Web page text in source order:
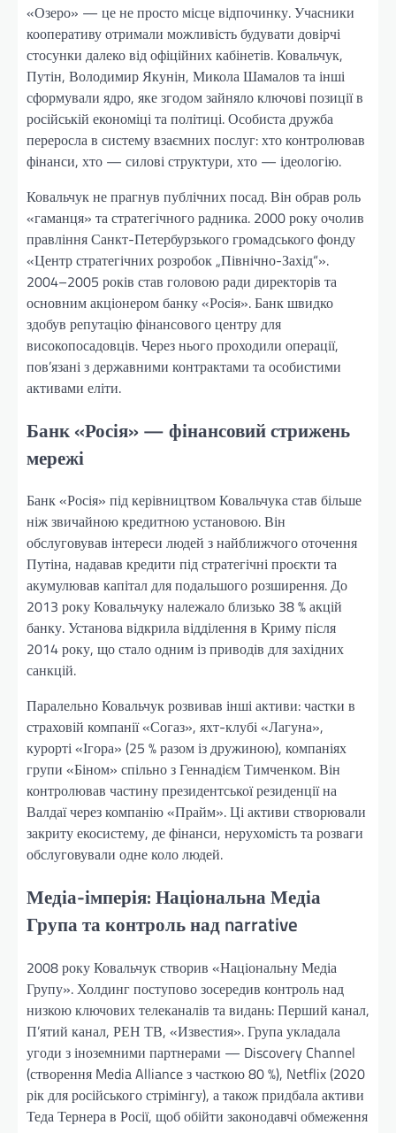
«Озеро» — це не просто місце відпочинку. Учасники
кооперативу отримали можливість будувати довірчі
стосунки далеко від офіційних кабінетів. Ковальчук,
Путін, Володимир Якунін, Микола Шамалов та інші
сформували ядро, яке згодом зайняло ключові позиції в
російській економіці та політиці. Особиста дружба
переросла в систему взаємних послуг: хто контролював
фінанси, хто — силові структури, хто — ідеологію.
Ковальчук не прагнув публічних посад. Він обрав роль
«гаманця» та стратегічного радника. 2000 року очолив
правління Санкт-Петербурзького громадського фонду
«Центр стратегічних розробок „Північно-Захід“».
2004–2005 років став головою ради директорів та
основним акціонером банку «Росія». Банк швидко
здобув репутацію фінансового центру для
високопосадовців. Через нього проходили операції,
пов’язані з державними контрактами та особистими
активами еліти.
Банк «Росія» — фінансовий стрижень
мережі
Банк «Росія» під керівництвом Ковальчука став більше
ніж звичайною кредитною установою. Він
обслуговував інтереси людей з найближчого оточення
Путіна, надавав кредити під стратегічні проєкти та
акумулював капітал для подальшого розширення. До
2013 року Ковальчуку належало близько 38 % акцій
банку. Установа відкрила відділення в Криму після
2014 року, що стало одним із приводів для західних
санкцій.
Паралельно Ковальчук розвивав інші активи: частки в
страховій компанії «Согаз», яхт-клубі «Лагуна»,
курорті «Ігора» (25 % разом із дружиною), компаніях
групи «Біном» спільно з Геннадієм Тимченком. Він
контролював частину президентської резиденції на
Валдаї через компанію «Прайм». Ці активи створювали
закриту екосистему, де фінанси, нерухомість та розваги
обслуговували одне коло людей.
Медіа-імперія: Національна Медіа
Група та контроль над narrative
2008 року Ковальчук створив «Національну Медіа
Групу». Холдинг поступово зосередив контроль над
низкою ключових телеканалів та видань: Перший канал,
П’ятий канал, РЕН ТВ, «Известия». Група укладала
угоди з іноземними партнерами — Discovery Channel
(створення Media Alliance з часткою 80 %), Netflix (2020
рік для російського стрімінгу), а також придбала активи
Теда Тернера в Росії, щоб обійти законодавчі обмеження